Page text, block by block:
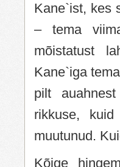
Kane`ist, kes
– tema
mõistatust
Kane`iga
pilt
rikkuse,
muutunud.
Kõige